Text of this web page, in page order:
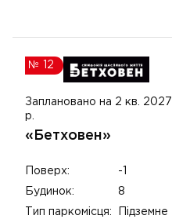
№ 12
Заплановано на 2 кв. 2027
р.
«Бетховен»
Поверх: -1
Будинок: 8
Тип паркомісця: Підземне